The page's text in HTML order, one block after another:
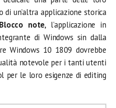
un’altra applicazione storica
Blocco note, l’applicazione in
di Windows sin dalla
Windows 10 1809 dovrebbe
notevole per i tanti utenti
per le loro esigenze di editing